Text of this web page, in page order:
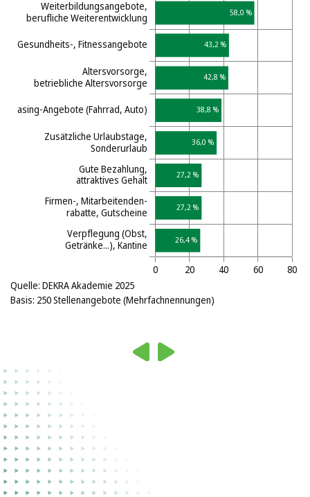
Quelle: DEKRA Akademie 2025
Basis: 250 Stellenangebote (Mehrfachnennungen)